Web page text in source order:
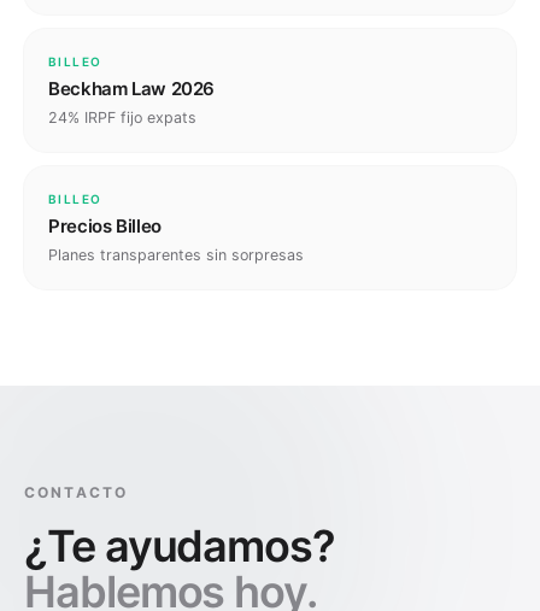
BILLEO
Beckham Law 2026
24% IRPF fijo expats
BILLEO
Precios Billeo
Planes transparentes sin sorpresas
CONTACTO
¿Te ayudamos?
Hablemos hoy.